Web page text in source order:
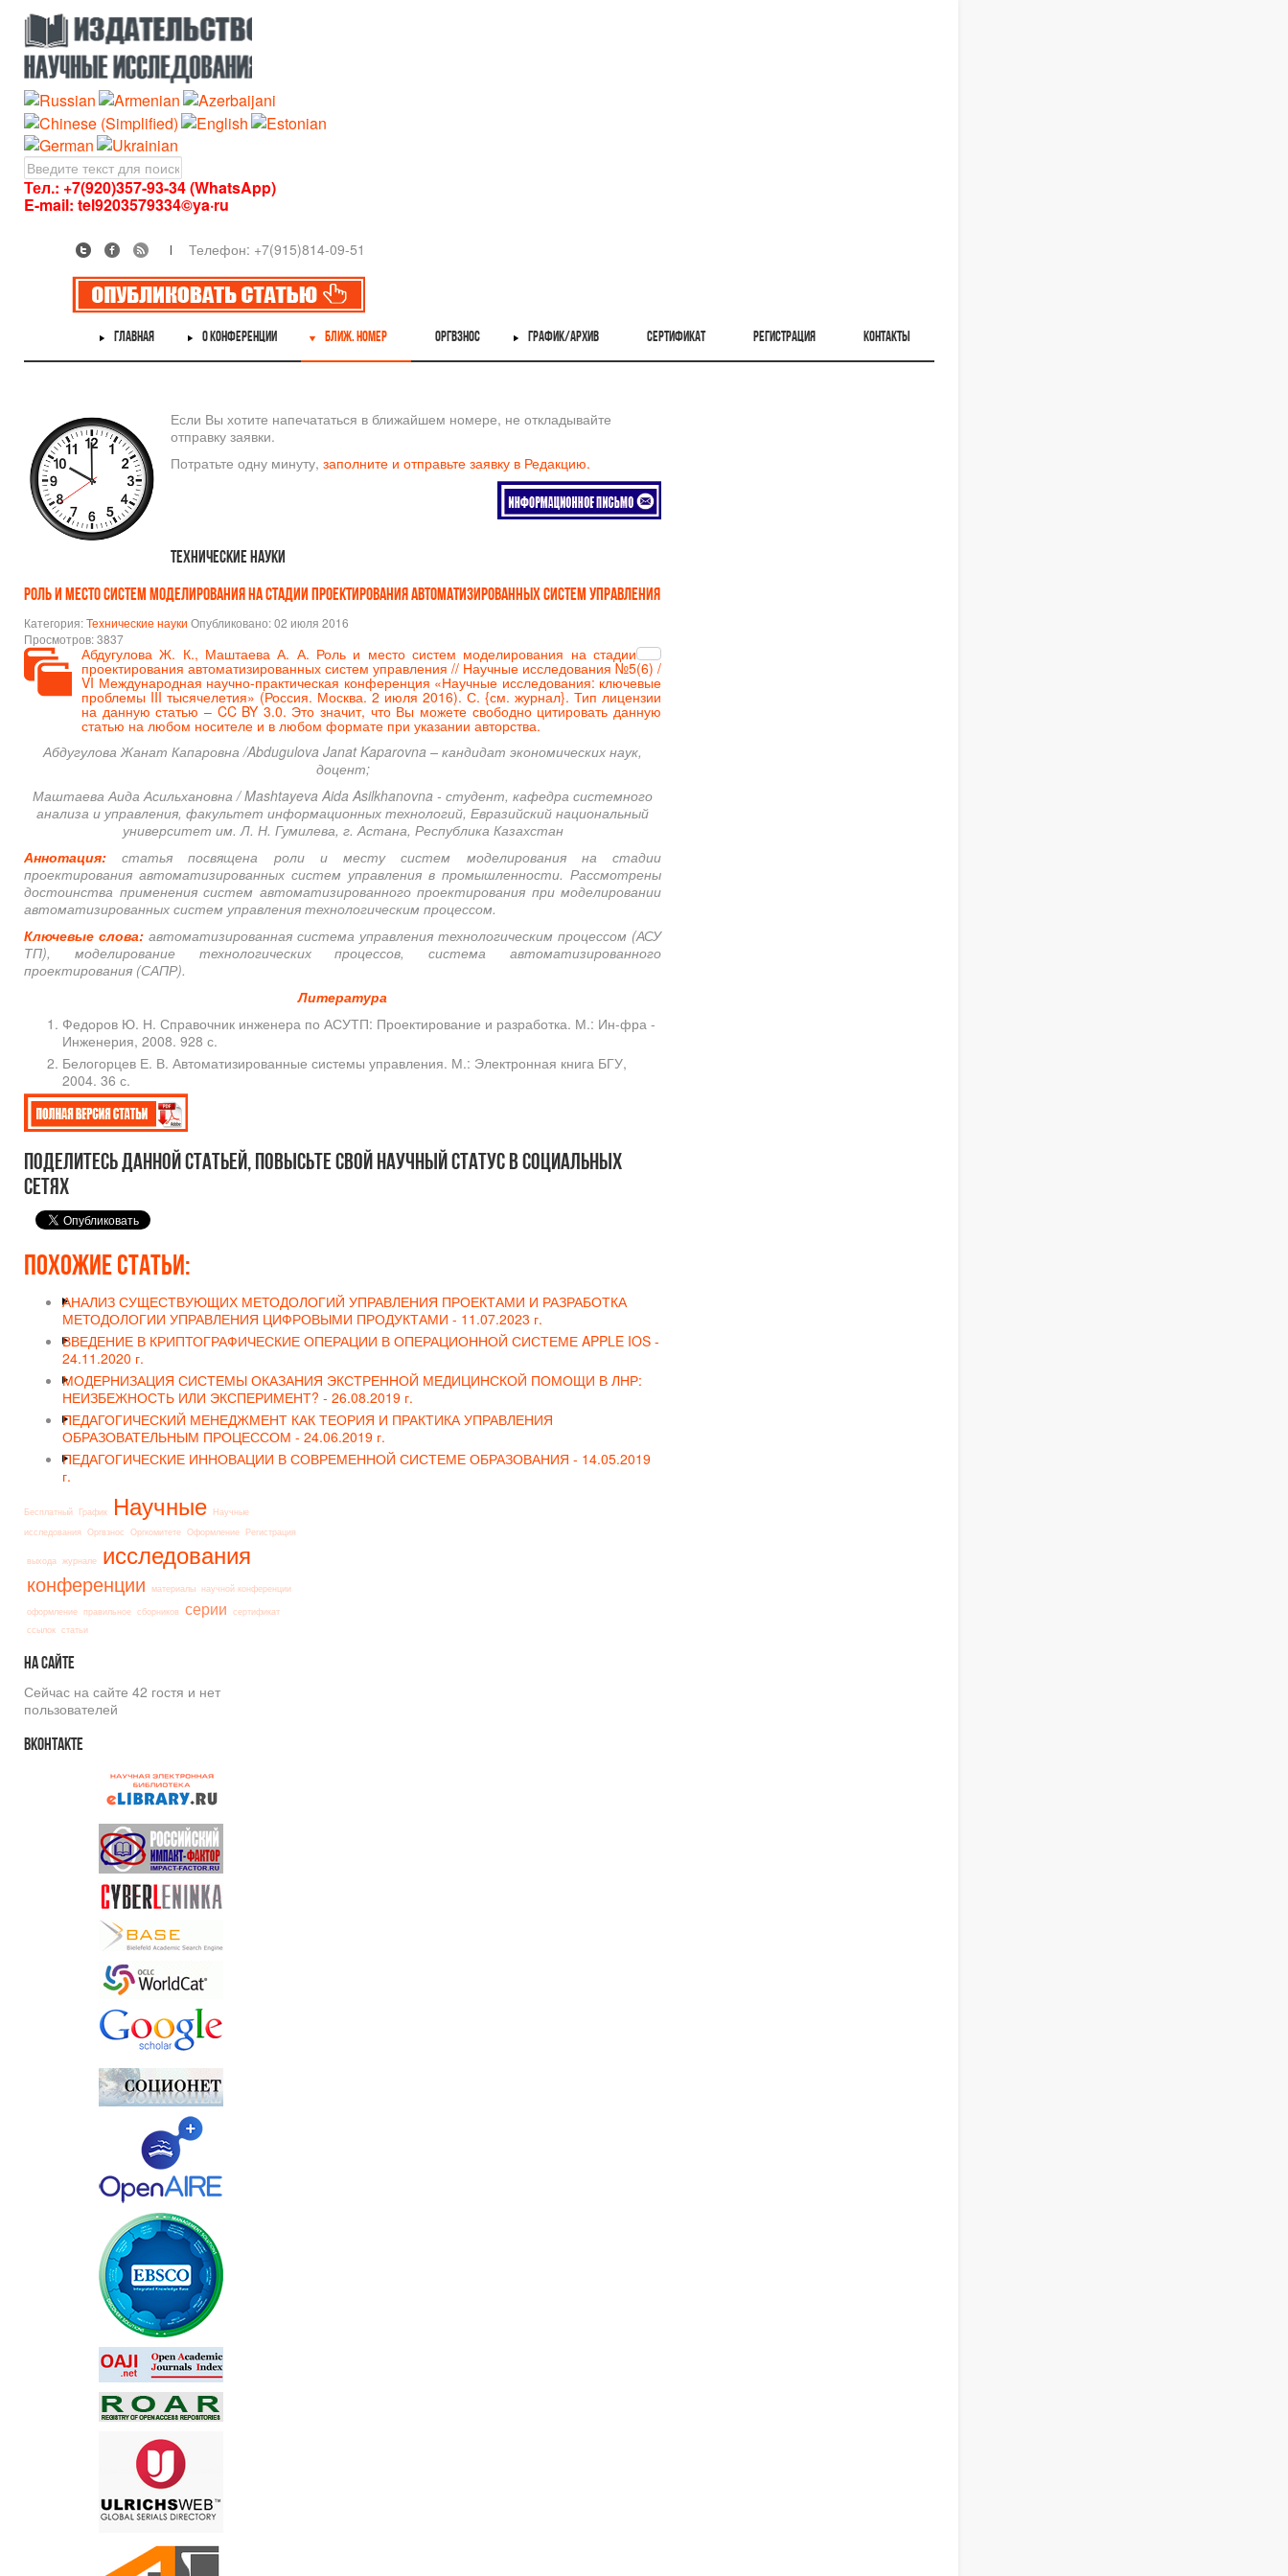
Тел.: +7(920)357-93-34 (WhatsApp)
E-mail: tel9203579334©ya·ru
Телефон: +7(915)814-09-51
ГЛАВНАЯ О КОНФЕРЕНЦИИ БЛИЖ. НОМЕР ОРГВЗНОС ГРАФИК/АРХИВ СЕРТИФИКАТ РЕГИСТРАЦИЯ КОНТАКТЫ
Если Вы хотите напечататься в ближайшем номере, не откладывайте
отправку заявки.
Потратьте одну минуту, заполните и отправьте заявку в Редакцию.
Технические науки
Роль и место систем моделирования на стадии проектирования автоматизированных систем управления
Категория:Технические науки Опубликовано: 02 июля 2016
Просмотров: 3837
Абдугулова Ж. К., Маштаева А. А. Роль и место систем моделирования на стадии
проектирования автоматизированных систем управления // Научные исследования №5(6) /
VI Международная научно-практическая конференция «Научные исследования: ключевые
проблемы III тысячелетия» (Россия. Москва. 2 июля 2016). С. {см. журнал}. Тип лицензии
на данную статью – CC BY 3.0. Это значит, что Вы можете свободно цитировать данную
статью на любом носителе и в любом формате при указании авторства.
Абдугулова Жанат Капаровна /Abdugulova Janat Kaparovna – кандидат экономических наук,
доцент;
Маштаева Аида Асильхановна / Mashtayeva Aida Asilkhanovna - студент, кафедра системного
анализа и управления, факультет информационных технологий, Евразийский национальный
университет им. Л. Н. Гумилева, г. Астана, Республика Казахстан
Аннотация: статья посвящена роли и месту систем моделирования на стадии
проектирования автоматизированных систем управления в промышленности. Рассмотрены
достоинства применения систем автоматизированного проектирования при моделировании
автоматизированных систем управления технологическим процессом.
Ключевые слова: автоматизированная система управления технологическим процессом (АСУ
ТП), моделирование технологических процессов, система автоматизированного
проектирования (САПР).
Литература
Федоров Ю. Н. Справочник инженера по АСУТП: Проектирование и разработка. М.: Ин-фра -
Инженерия, 2008. 928 с.
Белогорцев Е. В. Автоматизированные системы управления. М.: Электронная книга БГУ,
2004. 36 с.
Поделитесь данной статьей, повысьте свой научный статус в социальных
сетях
Похожие статьи:
АНАЛИЗ СУЩЕСТВУЮЩИХ МЕТОДОЛОГИЙ УПРАВЛЕНИЯ ПРОЕКТАМИ И РАЗРАБОТКА
МЕТОДОЛОГИИ УПРАВЛЕНИЯ ЦИФРОВЫМИ ПРОДУКТАМИ - 11.07.2023 г.
ВВЕДЕНИЕ В КРИПТОГРАФИЧЕСКИЕ ОПЕРАЦИИ В ОПЕРАЦИОННОЙ СИСТЕМЕ APPLE IOS -
24.11.2020 г.
МОДЕРНИЗАЦИЯ СИСТЕМЫ ОКАЗАНИЯ ЭКСТРЕННОЙ МЕДИЦИНСКОЙ ПОМОЩИ В ЛНР:
НЕИЗБЕЖНОСТЬ ИЛИ ЭКСПЕРИМЕНТ? - 26.08.2019 г.
ПЕДАГОГИЧЕСКИЙ МЕНЕДЖМЕНТ КАК ТЕОРИЯ И ПРАКТИКА УПРАВЛЕНИЯ
ОБРАЗОВАТЕЛЬНЫМ ПРОЦЕССОМ - 24.06.2019 г.
ПЕДАГОГИЧЕСКИЕ ИННОВАЦИИ В СОВРЕМЕННОЙ СИСТЕМЕ ОБРАЗОВАНИЯ - 14.05.2019
г.
Бесплатный График Научные Научные
исследования Оргвзнос Оргкомитете Оформление Регистрация
выхода журнале исследования
конференции материалы научной конференции
оформление правильное сборников серии сертификат
ссылок статьи
Насайте
Сейчас на сайте 42 гостя и нет
пользователей
Вконтакте